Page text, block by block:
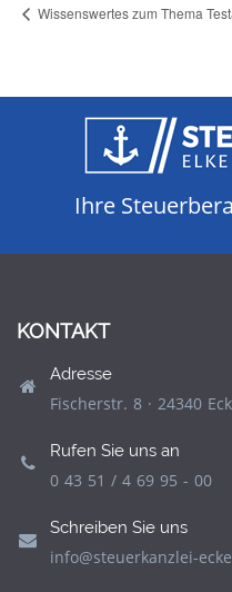
Wissenswertes zum Thema
Ihre
KONTAKT
Adresse
Fischerstr. 8 · 24340
Rufen Sie uns an
0 43 51 / 4 69 95 - 00
Schreiben Sie uns
info@steuerkanzlei-